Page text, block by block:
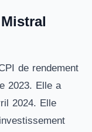
de rendement
2023. Elle a
2024. Elle